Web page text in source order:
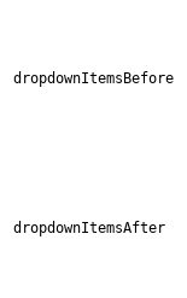
dropdownItemsBefore
dropdownItemsAfter